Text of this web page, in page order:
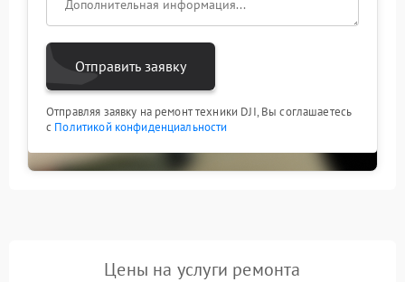
Отправить заявку
Отправляя заявку на ремонт техники DJI, Вы соглашаетесь
с Политикой конфиденциальности
Цены на услуги ремонта